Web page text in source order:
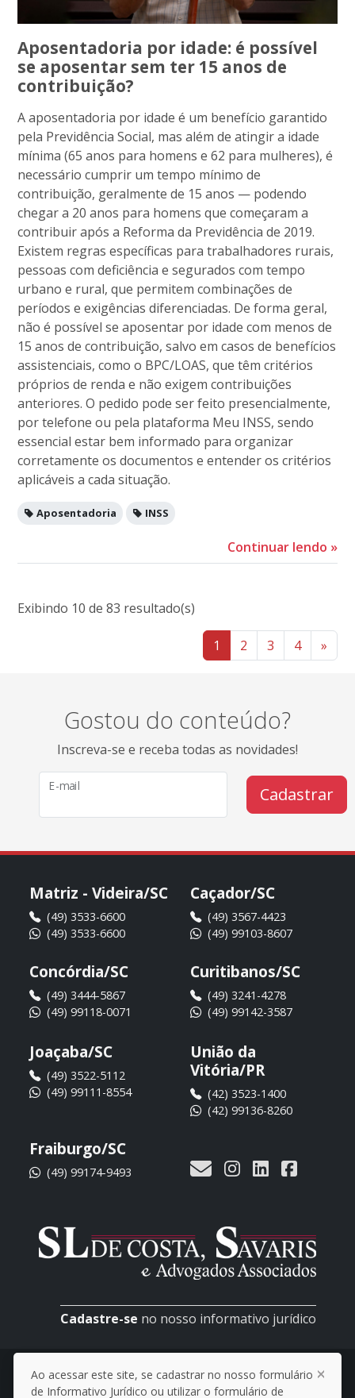
Aposentadoria por idade: é possível
se aposentar sem ter 15 anos de
contribuição?
A aposentadoria por idade é um benefício garantido
pela Previdência Social, mas além de atingir a idade
mínima (65 anos para homens e 62 para mulheres), é
necessário cumprir um tempo mínimo de
contribuição, geralmente de 15 anos — podendo
chegar a 20 anos para homens que começaram a
contribuir após a Reforma da Previdência de 2019.
Existem regras específicas para trabalhadores rurais,
pessoas com deficiência e segurados com tempo
urbano e rural, que permitem combinações de
períodos e exigências diferenciadas. De forma geral,
não é possível se aposentar por idade com menos de
15 anos de contribuição, salvo em casos de benefícios
assistenciais, como o BPC/LOAS, que têm critérios
próprios de renda e não exigem contribuições
anteriores. O pedido pode ser feito presencialmente,
por telefone ou pela plataforma Meu INSS, sendo
essencial estar bem informado para organizar
corretamente os documentos e entender os critérios
aplicáveis a cada situação.
Aposentadoria INSS
Continuar lendo »
Exibindo 10 de 83 resultado(s)
1 2 3 4 »
Gostou do conteúdo?
Inscreva-se e receba todas as novidades!
E-mail Cadastrar
Matriz - Videira/SC
(49) 3533-6600
(49) 3533-6600
Caçador/SC
(49) 3567-4423
(49) 99103-8607
Concórdia/SC
(49) 3444-5867
(49) 99118-0071
Curitibanos/SC
(49) 3241-4278
(49) 99142-3587
Joaçaba/SC
(49) 3522-5112
(49) 99111-8554
União da
Vitória/PR
(42) 3523-1400
(42) 99136-8260
Fraiburgo/SC
(49) 99174-9493
Cadastre-se no nosso informativo jurídico
© 2026 SL de Costa, Savaris e Advogados
Associados
Ao acessar este site, se cadastrar no nosso formulário
de Informativo Jurídico ou utilizar o formulário de